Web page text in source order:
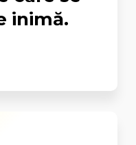
inimă.